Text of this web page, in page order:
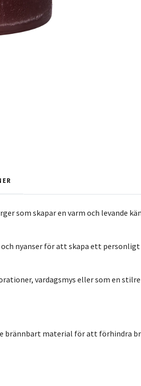
som skapar en varm och levande
nyanser för att skapa ett
vardagsmys eller som en
brännbart material för att förhindra